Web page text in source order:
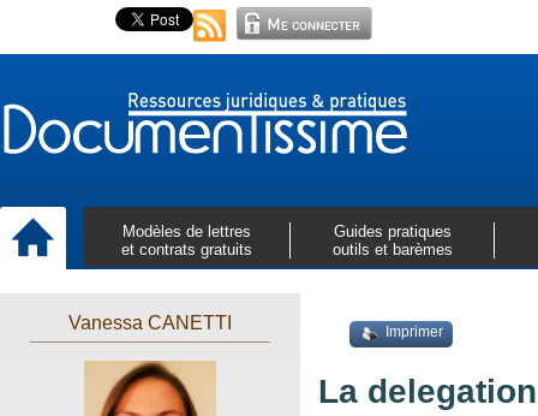
Modèles de lettres
et contrats gratuits
Guides pratiques
outils et barèmes
Vanessa CANETTI Imprimer
La